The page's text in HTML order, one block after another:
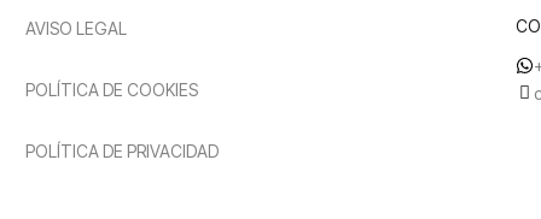
AVISO LEGAL
POLÍTICA DE COOKIES
POLÍTICA DE PRIVACIDAD